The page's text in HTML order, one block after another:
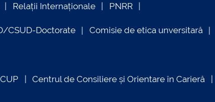
Relații Internaționale PNRR
CSUD-Doctorate Comisie de etica unversitară
Centrul de Consiliere și Orientare în Carieră